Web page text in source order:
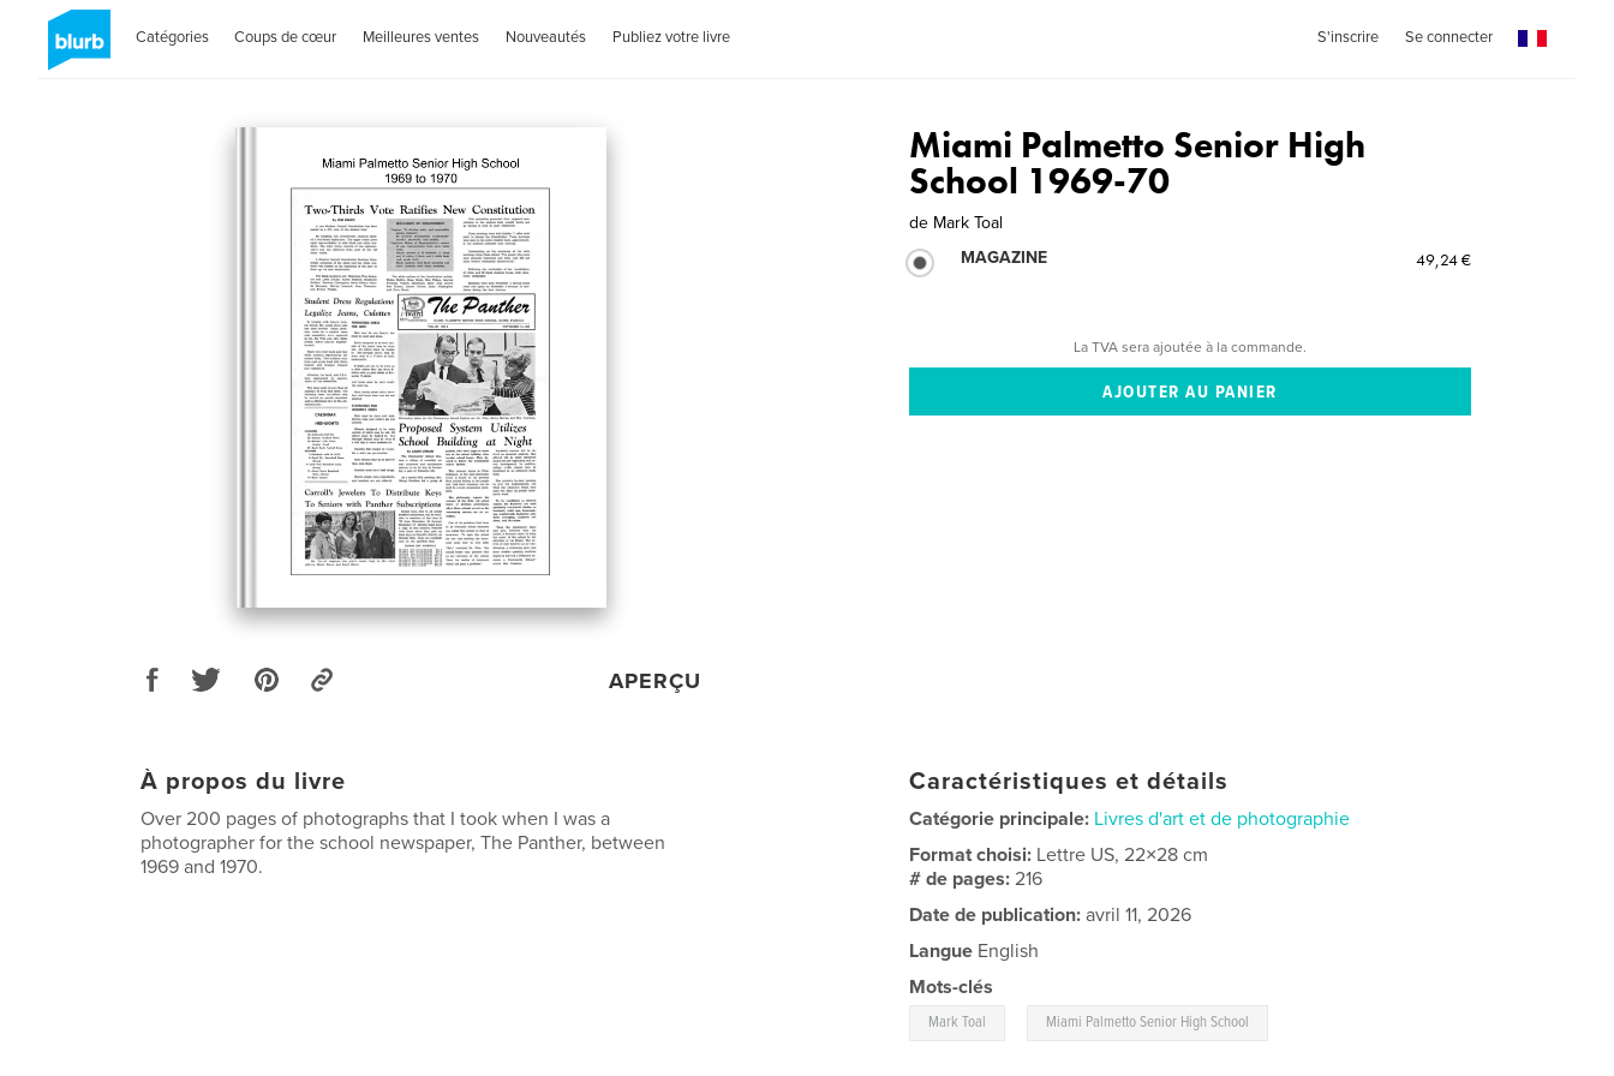
Catégories Coups de cœur Meilleures ventes Nouveautés Publiez votre livre S'inscrire Se connecter
APERÇU
Miami Palmetto Senior High
School 1969-70
de Mark Toal
MAGAZINE
49,24 €
La TVA sera ajoutée à la commande.
À propos du livre
Over 200 pages of photographs that I took when I was a
photographer for the school newspaper, The Panther, between
1969 and 1970.
Caractéristiques et détails
Catégorie principale: Livres d'art et de photographie
Format choisi: Lettre US, 22×28 cm
# de pages:216
Date de publication: avril 11, 2026
Langue English
Mots-clés
Mark Toal Miami Palmetto Senior High School